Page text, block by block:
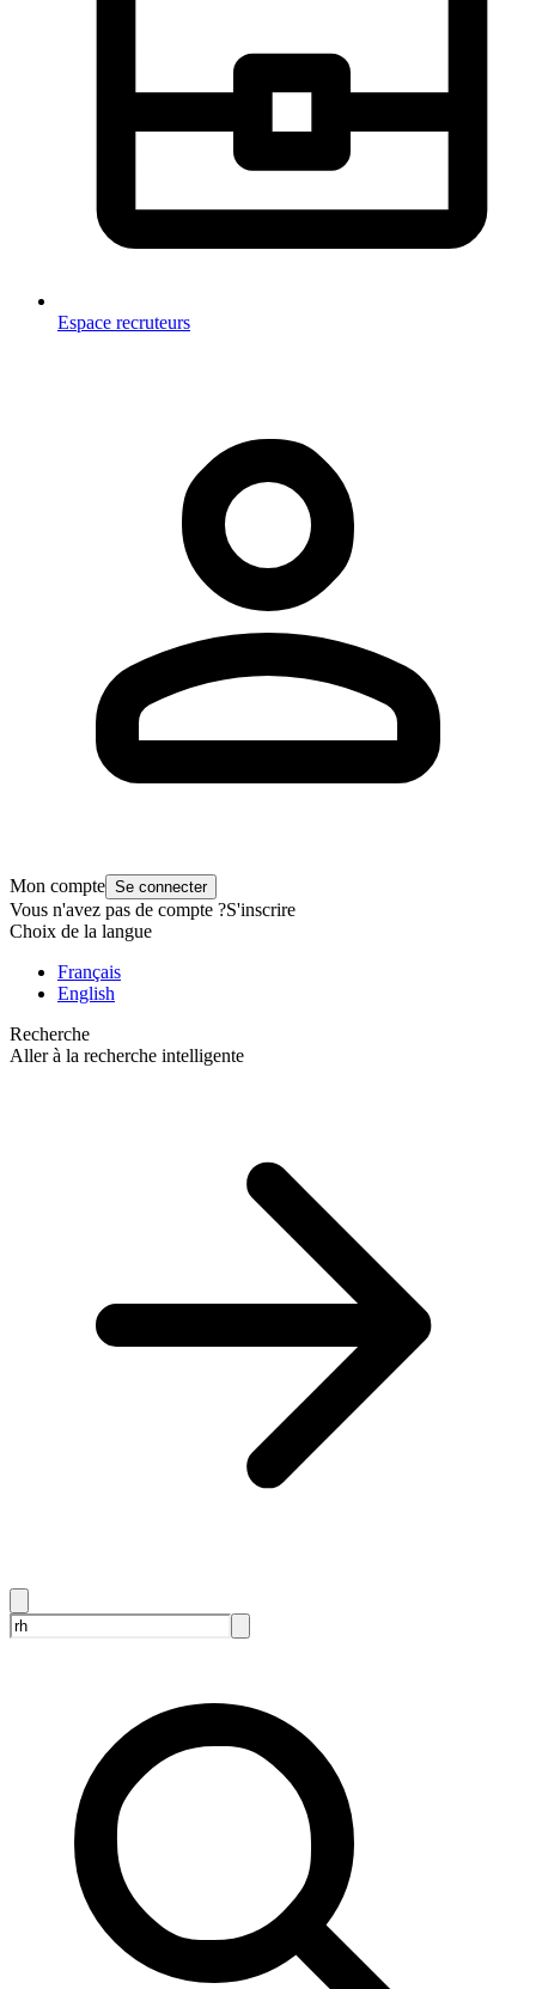
Espace recruteurs
Mon compte Se connecter
Vous n'avez pas de compte ?S'inscrire
Choix de la langue
Français
English
Recherche
Aller à la recherche intelligente